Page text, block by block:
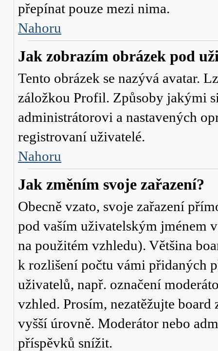
přepínat pouze mezi nima.
Nahoru
Jak zobrazím obrázek pod
Tento obrázek se nazývá avatar.
záložkou Profil. Způsoby jakými
administrátorovi a nastavených
registrovaní uživatelé.
Nahoru
Jak změním svoje zařazení?
Obecně vzato, svoje zařazení
pod vaším uživatelským jménem
na použitém vzhledu). Většina
k rozlišení počtu vámi přidaných
uživatelů, např. označení
vzhled. Prosím, nezatěžujte
vyšší úrovně. Moderátor nebo
příspěvků snížit.